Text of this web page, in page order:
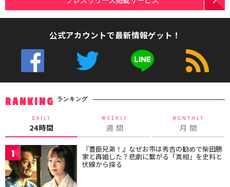
公式アカウントで最新情報ゲット！
RANKING ランキング
DAILY
24時間
WEEKLY
週 間
MONTHLY
月 間
1 『豊臣兄弟！』なぜお市は秀吉の勧めで柴田勝
家と再婚した？悲劇に繋がる「真相」を史料と
伏線から探る